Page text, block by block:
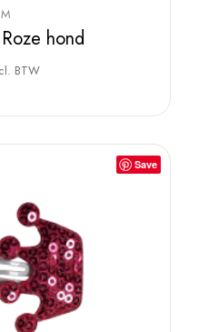
hond
BTW
Save